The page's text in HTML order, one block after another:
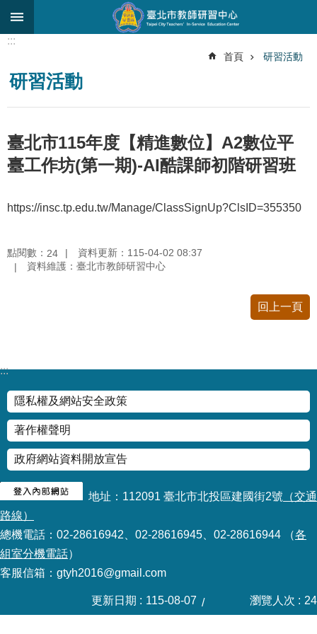
跳到主要內容區塊
搜
尋
於
中
心
究
研
商
輔
導
支
持
服
務
教
學
資
源
資
:::
首頁 研習活動
研習活動
臺北市115年度【精進數位】A2數位平
臺工作坊(第一期)-AI酷課師初階研習班
https://insc.tp.edu.tw/Manage/ClassSignUp?ClsID=355350
點閱數： 24
資料更新：115-04-02 08:37
資料維護：臺北市教師研習中心
回上一頁
:::
隱私權及網站安全政策
著作權聲明
政府網站資料開放宣告
地址：112091 臺北市北投區建國街2號 （交通
路線）
總機電話：02-28616942、02-28616945、02-28616944 （各
組室分機電話）
客服信箱：gtyh2016@gmail.com
更新日期 115-08-07 瀏覽人次 24